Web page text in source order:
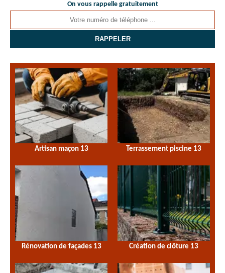
On vous rappelle gratuitement
Artisan maçon 13 Terrassement piscine 13
Rénovation de façades 13 Création de clôture 13